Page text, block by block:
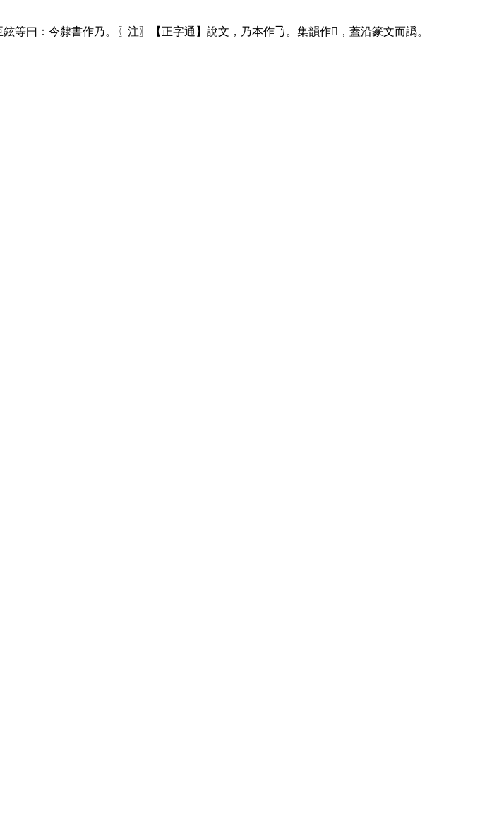
鉉等曰：今隸書作乃。〖注〗【正字通】說文，乃本作 𠄎 。集韻作𢎗 ，蓋沿篆文而譌。